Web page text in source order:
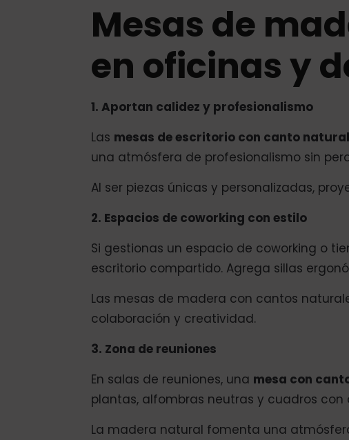
Mesas de
en oficinas y
1. Aportan calidez y profesionalismo
Las mesas de escritorio con canto natural
una atmósfera de profesionalismo sin
Al ser piezas únicas y personalizadas,
2. Espacios de coworking con estilo
Si gestionas un espacio de coworking o
escritorio compartido. Agrega sillas
Las mesas de madera con cantos
colaboración y creatividad.
3. Zona de reuniones
En salas de reuniones, una mesa con
plantas, alfombras neutras y cuadros
La madera natural fomenta una